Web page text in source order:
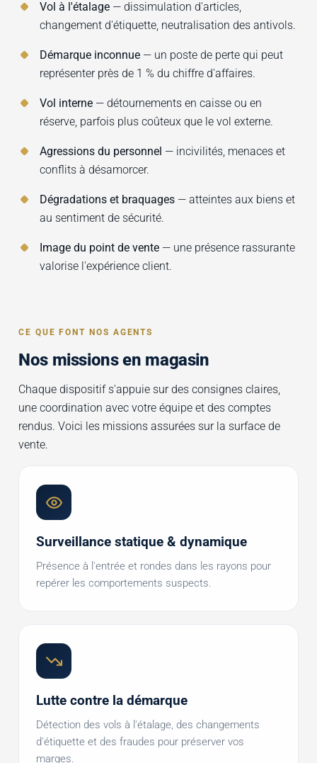
Vol à l'étalage — dissimulation d'articles,
changement d'étiquette, neutralisation des antivols.
Démarque inconnue — un poste de perte qui peut
représenter près de 1 % du chiffre d'affaires.
Vol interne — détournements en caisse ou en
réserve, parfois plus coûteux que le vol externe.
Agressions du personnel — incivilités, menaces et
conflits à désamorcer.
Dégradations et braquages — atteintes aux biens et
au sentiment de sécurité.
Image du point de vente — une présence rassurante
valorise l'expérience client.
CE QUE FONT NOS AGENTS
Nos missions en magasin
Chaque dispositif s'appuie sur des consignes claires,
une coordination avec votre équipe et des comptes
rendus. Voici les missions assurées sur la surface de
vente.
Surveillance statique & dynamique
Présence à l'entrée et rondes dans les rayons pour
repérer les comportements suspects.
Lutte contre la démarque
Détection des vols à l'étalage, des changements
d'étiquette et des fraudes pour préserver vos
marges.